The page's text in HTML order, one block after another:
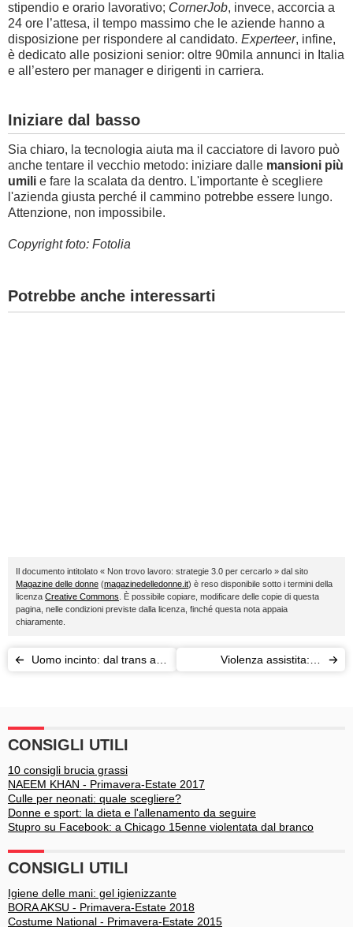
stipendio e orario lavorativo; CornerJob, invece, accorcia a
24 ore l’attesa, il tempo massimo che le aziende hanno a
disposizione per rispondere al candidato. Experteer, infine,
è dedicato alle posizioni senior: oltre 90mila annunci in Italia
e all’estero per manager e dirigenti in carriera.
Iniziare dal basso
Sia chiaro, la tecnologia aiuta ma il cacciatore di lavoro può
anche tentare il vecchio metodo: iniziare dalle mansioni più
umili e fare la scalata da dentro. L'importante è scegliere
l'azienda giusta perché il cammino potrebbe essere lungo.
Attenzione, non impossibile.
Copyright foto: Fotolia
Potrebbe anche interessarti
Il documento intitolato « Non trovo lavoro: strategie 3.0 per cercarlo » dal sito
Magazine delle donne (magazinedelledonne.it) è reso disponibile sotto i termini della
licenza Creative Commons . È possibile copiare, modificare delle copie di questa
pagina, nelle condizioni previste dalla licenza, finché questa nota appaia
chiaramente.
Uomo incinto: dal trans al
Violenza assistita: le
CONSIGLI UTILI
10 consigli brucia grassi
NAEEM KHAN - Primavera-Estate 2017
Culle per neonati: quale scegliere?
Donne e sport: la dieta e l'allenamento da seguire
Stupro su Facebook: a Chicago 15enne violentata dal branco
CONSIGLI UTILI
Igiene delle mani: gel igienizzante
BORA AKSU - Primavera-Estate 2018
Costume National - Primavera-Estate 2015